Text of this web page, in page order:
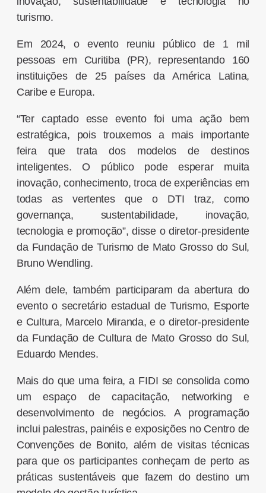
turismo.
Em 2024, o evento reuniu público de 1 mil
pessoas em Curitiba (PR), representando 160
instituições de 25 países da América Latina,
Caribe e Europa.
“Ter captado esse evento foi uma ação bem
estratégica, pois trouxemos a mais importante
feira que trata dos modelos de destinos
inteligentes. O público pode esperar muita
inovação, conhecimento, troca de experiências em
todas as vertentes que o DTI traz, como
governança, sustentabilidade, inovação,
tecnologia e promoção”, disse o diretor-presidente
da Fundação de Turismo de Mato Grosso do Sul,
Bruno Wendling.
Além dele, também participaram da abertura do
evento o secretário estadual de Turismo, Esporte
e Cultura, Marcelo Miranda, e o diretor-presidente
da Fundação de Cultura de Mato Grosso do Sul,
Eduardo Mendes.
Mais do que uma feira, a FIDI se consolida como
um espaço de capacitação, networking e
desenvolvimento de negócios. A programação
inclui palestras, painéis e exposições no Centro de
Convenções de Bonito, além de visitas técnicas
para que os participantes conheçam de perto as
práticas sustentáveis que fazem do destino um